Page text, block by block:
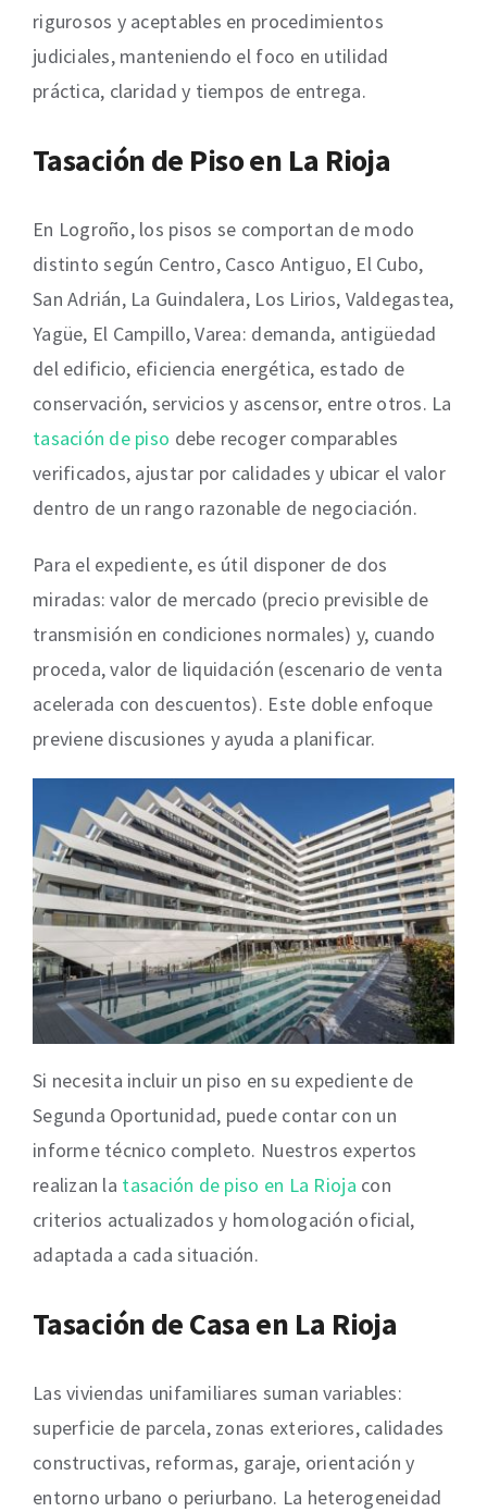
rigurosos y aceptables en procedimientos
judiciales, manteniendo el foco en utilidad
práctica, claridad y tiempos de entrega.
Tasación de Piso en La Rioja
En Logroño, los pisos se comportan de modo
distinto según Centro, Casco Antiguo, El Cubo,
San Adrián, La Guindalera, Los Lirios, Valdegastea,
Yagüe, El Campillo, Varea: demanda, antigüedad
del edificio, eficiencia energética, estado de
conservación, servicios y ascensor, entre otros. La
tasación de piso debe recoger comparables
verificados, ajustar por calidades y ubicar el valor
dentro de un rango razonable de negociación.
Para el expediente, es útil disponer de dos
miradas: valor de mercado (precio previsible de
transmisión en condiciones normales) y, cuando
proceda, valor de liquidación (escenario de venta
acelerada con descuentos). Este doble enfoque
previene discusiones y ayuda a planificar.
Si necesita incluir un piso en su expediente de
Segunda Oportunidad, puede contar con un
informe técnico completo. Nuestros expertos
realizan la tasación de piso en La Rioja con
criterios actualizados y homologación oficial,
adaptada a cada situación.
Tasación de Casa en La Rioja
Las viviendas unifamiliares suman variables:
superficie de parcela, zonas exteriores, calidades
constructivas, reformas, garaje, orientación y
entorno urbano o periurbano. La heterogeneidad